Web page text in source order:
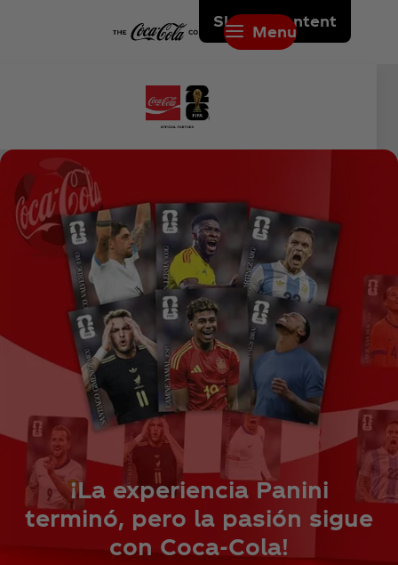
Skip to content
Menu
¡La experiencia Panini
terminó, pero la pasión sigue
con Coca‑Cola!